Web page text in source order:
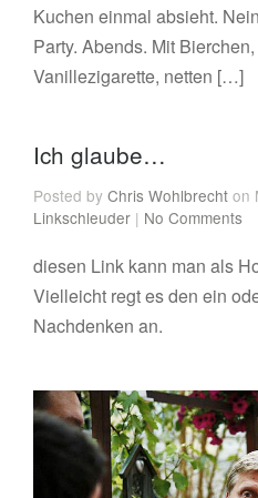
Kuchen einmal absieht.
Party. Abends. Mit
Vanillezigarette, netten […]
Ich glaube…
Posted by Chris Wohlbrecht on
Linkschleuder | No Comments
diesen Link kann man als
Vielleicht regt es den ein
Nachdenken an.